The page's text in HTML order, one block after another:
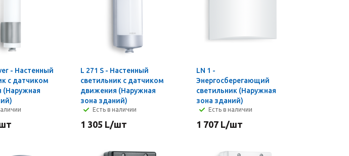
- Настенный
с датчиком
(Наружная
L 271 S - Настенный
светильник с датчиком
движения (Наружная
зона зданий)
Есть в наличии
1 305 L/шт
LN 1 -
Энергосберегающий
светильник (Наружная
зона зданий)
Есть в наличии
1 707L/шт